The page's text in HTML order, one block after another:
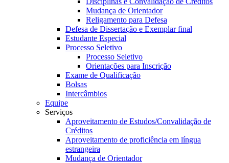
Mudança de Orientador
Religamento para Defesa
Defesa de Dissertação e Exemplar final
Estudante Especial
Processo Seletivo
Processo Seletivo
Orientações para Inscrição
Exame de Qualificação
Bolsas
Intercâmbios
Equipe
Serviços
Aproveitamento de Estudos/Convalidação de
Créditos
Aproveitamento de proficiência em língua
estrangeira
Mudança de Orientador